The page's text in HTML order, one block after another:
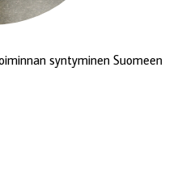
syntyminen Suomeen